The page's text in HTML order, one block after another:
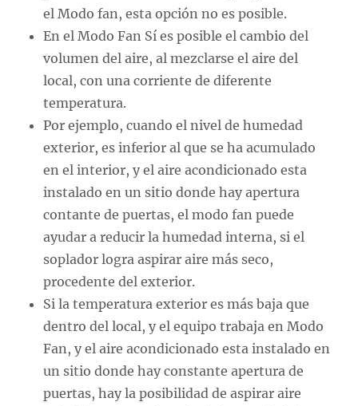
el Modo fan, esta opción no es posible.
En el Modo Fan Sí es posible el cambio del
volumen del aire, al mezclarse el aire del
local, con una corriente de diferente
temperatura.
Por ejemplo, cuando el nivel de humedad
exterior, es inferior al que se ha acumulado
en el interior, y el aire acondicionado esta
instalado en un sitio donde hay apertura
contante de puertas, el modo fan puede
ayudar a reducir la humedad interna, si el
soplador logra aspirar aire más seco,
procedente del exterior.
Si la temperatura exterior es más baja que
dentro del local, y el equipo trabaja en Modo
Fan, y el aire acondicionado esta instalado en
un sitio donde hay constante apertura de
puertas, hay la posibilidad de aspirar aire